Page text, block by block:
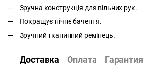
Зручна конструкція для вільних рук.
Покращує нічне бачення.
Зручний тканинний ремінець.
Доставка Оплата Гарантия